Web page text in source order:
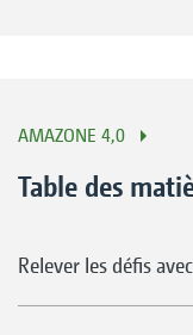
AMAZONE 4,0
Table des
Relever les défis